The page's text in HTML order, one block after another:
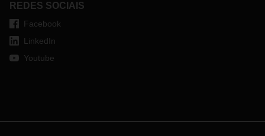
REDES SOCIAIS
Facebook
LinkedIn
Youtube